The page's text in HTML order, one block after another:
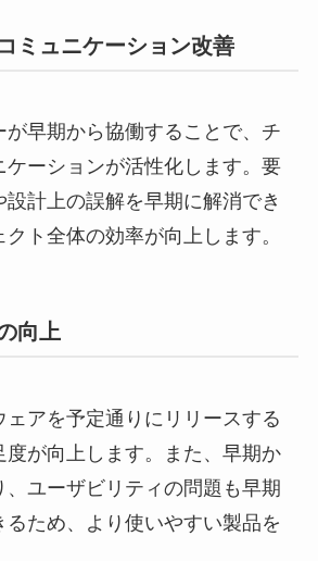
ミュニケーション改善
が早期から協働することで、チ
ケーションが活性化します。要
計上の誤解を早期に解消でき
ト全体の効率が向上します。
向上
ェアを予定通りにリリースする
度が向上します。また、早期か
、ユーザビリティの問題も早期
るため、より使いやすい製品を